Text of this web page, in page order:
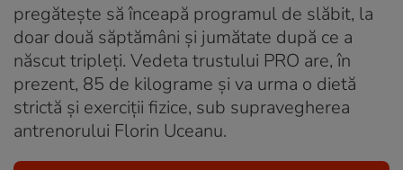
pregăteşte să înceapă programul de slăbit, la
doar două săptămâni şi jumătate după ce a
născut tripleţi. Vedeta trustului PRO are, în
prezent, 85 de kilograme şi va urma o dietă
strictă şi exerciţii fizice, sub supravegherea
antrenorului Florin Uceanu.